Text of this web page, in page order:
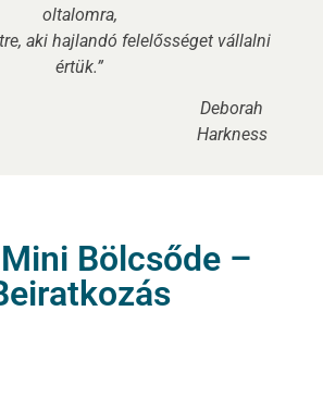
oltalomra,
aki hajlandó felelősséget vállalni
értük.”
Deborah
Harkness
Bölcsőde –